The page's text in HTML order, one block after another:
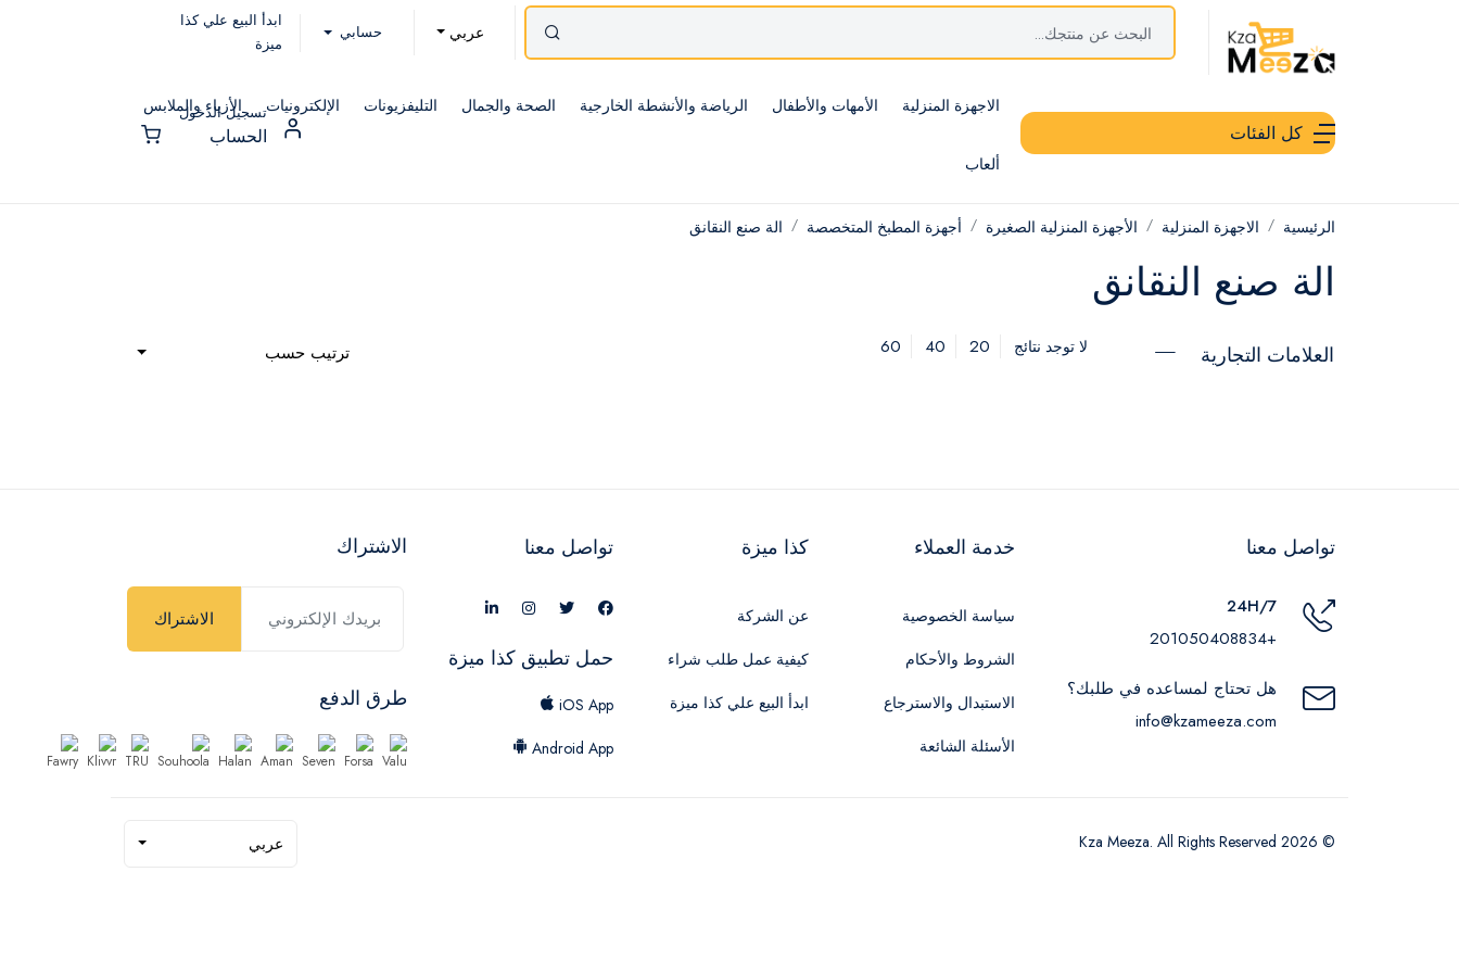
عربي حسابي
ابدأ البيع علي كذا
ميزة
كل الفئات
الاجهزة المنزلية الأمهات والأطفال الرياضة والأنشطة الخارجية الصحة والجمال التليفزيونات الإلكترونيات الأزياء والملابس
ألعاب
تسجيل الدخول
الحساب
الرئيسية الاجهزة المنزلية الأجهزة المنزلية الصغيرة أجهزة المطبخ المتخصصة الة صنع النقانق
الة صنع النقانق
العلامات التجارية لا توجد نتائج 20
40
60 ترتيب حسب
تواصل معنا
24H/7
+201050408834
هل تحتاج لمساعده في طلبك؟
info@kzameeza.com
خدمة العملاء
سياسة الخصوصية
الشروط والأحكام
الاستبدال والاسترجاع
الأسئلة الشائعة
كذا ميزة
عن الشركة
كيفية عمل طلب شراء
ابدأ البيع علي كذا ميزة
تواصل معنا
حمل تطبيق كذا ميزة
iOS App
Android App
الاشتراك
الاشتراك
طرق الدفع
© 2026 Kza Meeza. All Rights Reserved عربي